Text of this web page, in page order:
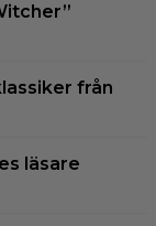
från
läsare